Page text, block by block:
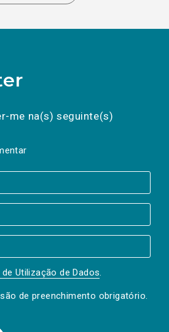
me na(s) seguinte(s)
Utilização de Dados.
de preenchimento obrigatório.